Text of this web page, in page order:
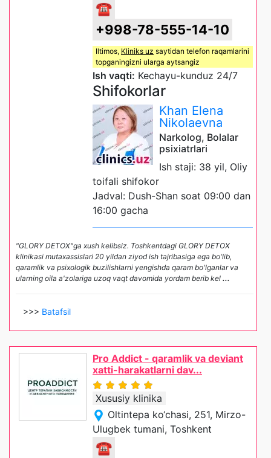
☎
+998-78-555-14-10
Iltimos, Kliniks uz saytidan telefon raqamlarini
topganingizni ularga aytsangiz
Ish vaqti: Kechayu-kunduz 24/7
Shifokorlar
Khan Elena
Nikolaevna
Narkolog, Bolalar
psixiatrlari
Ish staji: 38 yil, Oliy
toifali shifokor
Jadval: Dush-Shan soat 09:00 dan
16:00 gacha
"GLORY DETOX"ga xush kelibsiz. Toshkentdagi GLORY DETOX
klinikasi mutaxassislari 20 yildan ziyod ish tajribasiga ega bo'lib,
qaramlik va psixologik buzilishlarni yengishda qaram bo'lganlar va
ularning oila a'zolariga uzoq vaqt davomida yordam berib kel ...
>>> Batafsil
Pro Addict - qaramlik va deviant
xatti-harakatlarni dav...
Xususiy klinika
Oltintepa ko‘chasi, 251, Mirzo-
Ulugbek tumani, Toshkent
☎